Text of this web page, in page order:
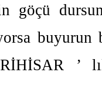
göçü
buyurun
’